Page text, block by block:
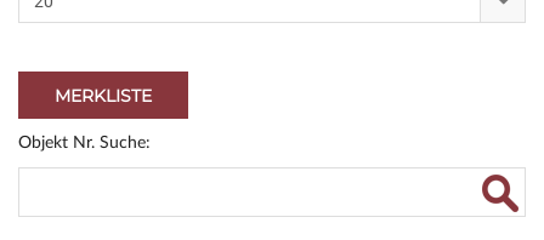
MERKLISTE
Objekt Nr. Suche: